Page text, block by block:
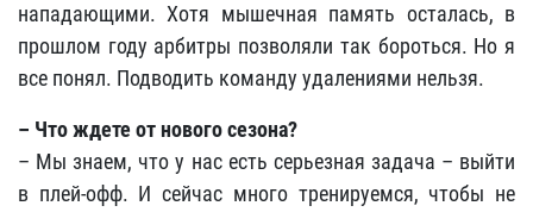
нападающими. Хотя мышечная память осталась, в
прошлом году арбитры позволяли так бороться. Но я
все понял. Подводить команду удалениями нельзя.
– Что ждете от нового сезона?
– Мы знаем, что у нас есть серьезная задача – выйти
в плей-офф. И сейчас много тренируемся, чтобы не